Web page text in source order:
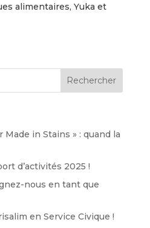
alimentaires, Yuka et
in Stains » : quand la
d’activités 2025 !
nous en tant que
en Service Civique !